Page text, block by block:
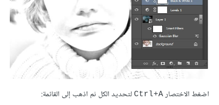
اضغط الاختصارCtrl+A لتحديد الكل ثم اذهب إلى القائمة: